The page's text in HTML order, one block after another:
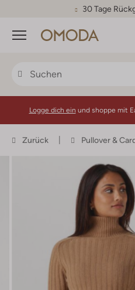
30 Tage
Menü
Logge dich ein und shoppe mit
Zurück Pullover &